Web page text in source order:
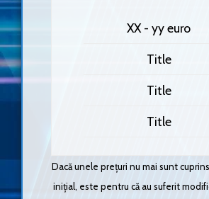
XX - yy euro
Title
Title
Title
Dacă unele prețuri nu mai sunt
inițial, este pentru că au suferit